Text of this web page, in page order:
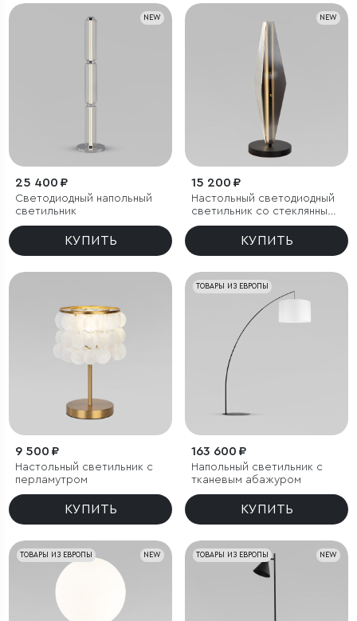
NEW
25 400 ₽
Светодиодный напольный
светильник
КУПИТЬ
NEW
15 200 ₽
Настольный светодиодный
светильник со стеклянным
плафоном
КУПИТЬ
9 500 ₽
Настольный светильник с
перламутром
КУПИТЬ
ТОВАРЫ ИЗ ЕВРОПЫ
163 600 ₽
Напольный светильник с
тканевым абажуром
КУПИТЬ
NEW
ТОВАРЫ ИЗ ЕВРОПЫ NEW
ТОВАРЫ ИЗ ЕВРОПЫ